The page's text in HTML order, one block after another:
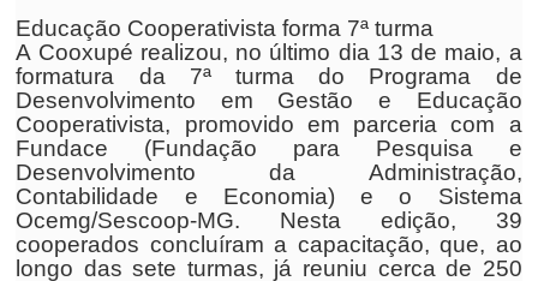
Educação Cooperativista forma 7ª turma
A Cooxupé realizou, no último dia 13 de maio, a
formatura da 7ª turma do Programa de
Desenvolvimento em Gestão e Educação
Cooperativista, promovido em parceria com a
Fundace (Fundação para Pesquisa e
Desenvolvimento da Administração,
Contabilidade e Economia) e o Sistema
Ocemg/Sescoop-MG. Nesta edição, 39
cooperados concluíram a capacitação, que, ao
longo das sete turmas, já reuniu cerca de 250